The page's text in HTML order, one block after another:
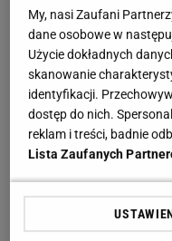
Dosadne opinie o
Złota Piłka dla
dziennikarz
Można nawet
RealMadryt przed
2:5 oczywiście
My, nasi Zaufani
dane osobowe w
Użycie dokładnych
skanowanie
identyfikacji.
dostęp do nich.
reklam i treści, badnie
Lista Zaufanych